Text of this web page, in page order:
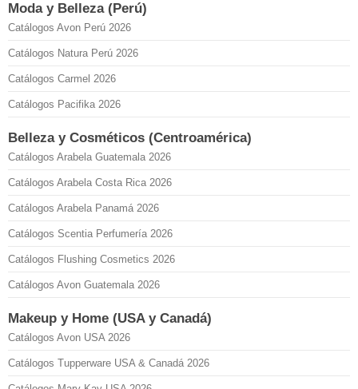
Moda y Belleza (Perú)
Catálogos Avon Perú 2026
Catálogos Natura Perú 2026
Catálogos Carmel 2026
Catálogos Pacifika 2026
Belleza y Cosméticos (Centroamérica)
Catálogos Arabela Guatemala 2026
Catálogos Arabela Costa Rica 2026
Catálogos Arabela Panamá 2026
Catálogos Scentia Perfumería 2026
Catálogos Flushing Cosmetics 2026
Catálogos Avon Guatemala 2026
Makeup y Home (USA y Canadá)
Catálogos Avon USA 2026
Catálogos Tupperware USA & Canadá 2026